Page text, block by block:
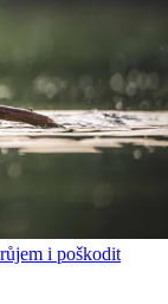
i poškodit